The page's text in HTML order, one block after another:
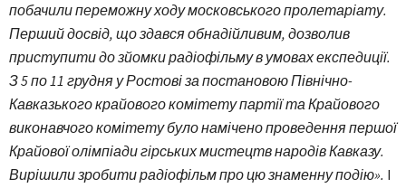
побачили переможну ходу московського пролетаріату.
Перший досвід, що здався обнадійливим, дозволив
приступити до зйомки радіофільму в умовах експедиції.
З 5 по 11 грудня у Ростові за постановою Північно-
Кавказького крайового комітету партії та Крайового
виконавчого комітету було намічено проведення першої
Крайової олімпіади гірських мистецтв народів Кавказу.
Вирішили зробити радіофільм про цю знаменну подію». І